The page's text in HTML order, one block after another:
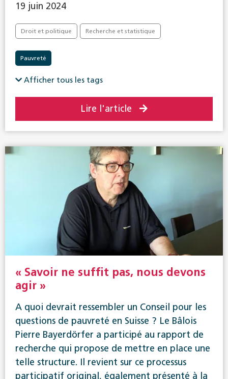
19 juin 2024
Droit et politique Recherche et statistique
Pauvreté
Afficher tous les tags
Lire l'article
« Savoir ne suffit pas, nous devons
agir »
A quoi devrait ressembler un Conseil pour les
questions de pauvreté en Suisse ? Le Bâlois
Pierre Bayerdörfer a participé au rapport de
recherche qui propose de mettre en place une
telle structure. Il revient sur ce processus
participatif original, également présenté à la